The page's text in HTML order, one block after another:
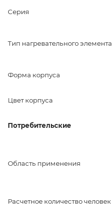
Серия
Тип нагревательного элемента
Форма корпуса
Цвет корпуса
Потребительские
Область применения
Расчетное количество человек